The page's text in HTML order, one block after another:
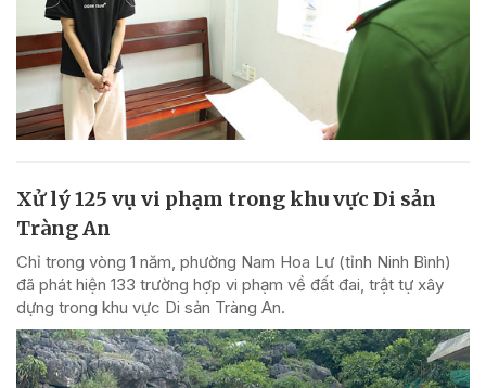
Xử lý 125 vụ vi phạm trong khu vực Di sản
Tràng An
Chỉ trong vòng 1 năm, phường Nam Hoa Lư (tỉnh Ninh Bình)
đã phát hiện 133 trường hợp vi phạm về đất đai, trật tự xây
dựng trong khu vực Di sản Tràng An.